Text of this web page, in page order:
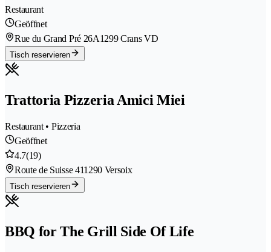
Restaurant
Geöffnet
Rue du Grand Pré 26A1299 Crans VD
Tisch reservieren
Trattoria Pizzeria Amici Miei
Restaurant • Pizzeria
Geöffnet
4.7(19)
Route de Suisse 411290 Versoix
Tisch reservieren
BBQ for The Grill Side Of Life